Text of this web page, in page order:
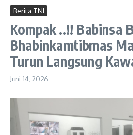
Berita TNI
Kompak ..!! Babinsa
Bhabinkamtibmas
Turun Langsung
Juni 14, 2026